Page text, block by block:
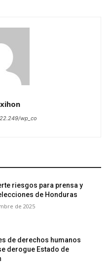
wp_co
riesgos para prensa y
de Honduras
de 2025
de derechos humanos
derogue Estado de